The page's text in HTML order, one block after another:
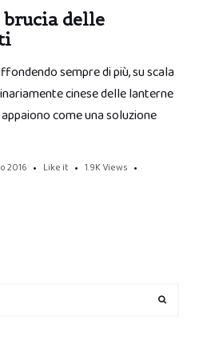
brucia delle
sempre di più, su scala
cinese delle lanterne
come una soluzione
2016 Like it 1.9K Views